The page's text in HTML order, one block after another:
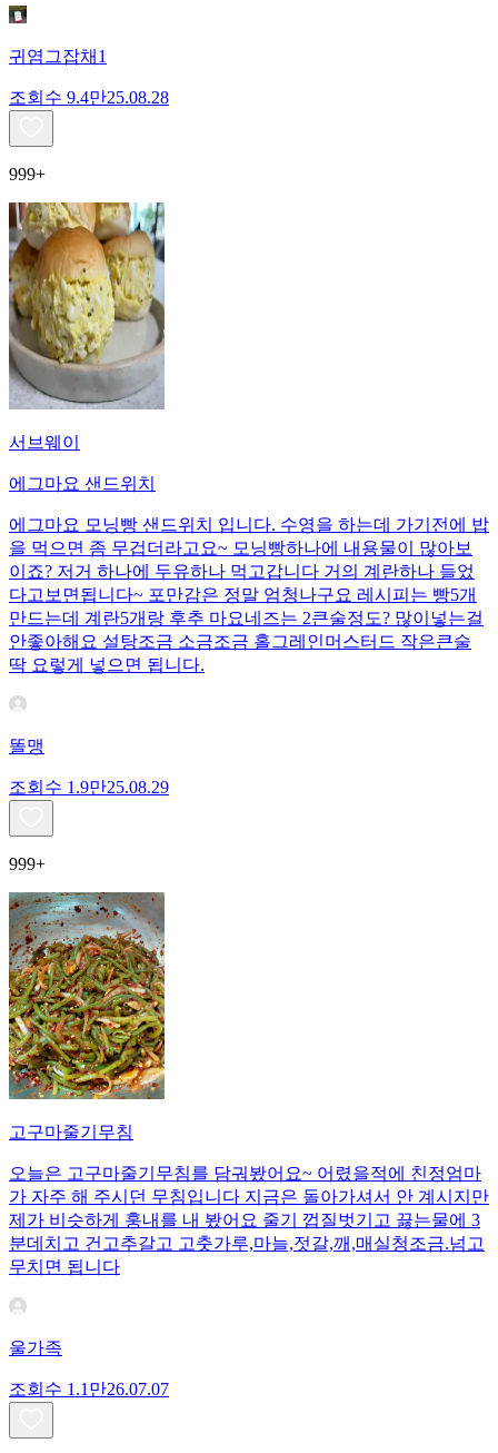
귀염그잡채1
조회수 9.4만25.08.28
999+
서브웨이
에그마요 샌드위치
에그마요 모닝빵 샌드위치 입니다. 수영을 하는데 가기전에 밥
을 먹으면 좀 무겁더라고요~ 모닝빵하나에 내용물이 많아보
이죠? 저거 하나에 두유하나 먹고갑니다 거의 계란하나 들었
다고보면됩니다~ 포만감은 정말 엄청나구요 레시피는 빵5개
만드는데 계란5개랑 후추 마요네즈는 2큰술정도? 많이넣는걸
안좋아해요 설탕조금 소금조금 홀그레인머스터드 작은큰술
딱 요렇게 넣으면 됩니다.
똘맹
조회수 1.9만25.08.29
999+
고구마줄기무침
오늘은 고구마줄기무침를 담궈봤어요~ 어렸을적에 친정엄마
가 자주 해 주시던 무침입니다 지금은 돌아가셔서 안 계시지만
제가 비슷하게 훙내를 내 봤어요 줄기 껍질벗기고 끓는물에 3
분데치고 건고추갈고 고춧가루,마늘,젓갈,깨,매실청조금.넘고
무치면 됩니다
울가족
조회수 1.1만26.07.07